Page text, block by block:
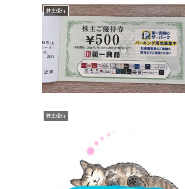
株主優待
株主優待